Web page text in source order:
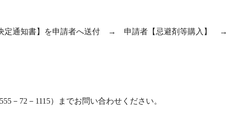
定通知書】を申請者へ送付 → 申請者【忌避剤等購入
－72－1115）までお問い合わせください。